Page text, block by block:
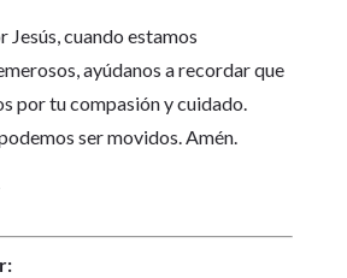
Jesús, cuando estamos
ayúdanos a recordar que
por tu compasión y cuidado.
ser movidos. Amén.